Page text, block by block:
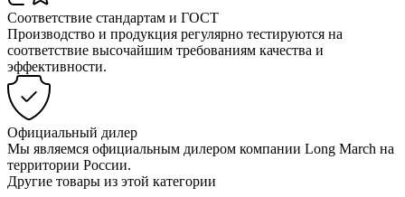
Соответствие стандартам и ГОСТ
Производство и продукция регулярно тестируются на
соответствие высочайшим требованиям качества и
эффективности.
Официальный дилер
Мы являемся официальным дилером компании Long March на
территории России.
Другие товары из этой категории